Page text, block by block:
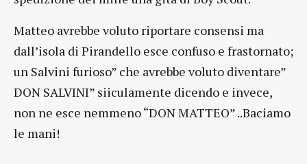
Matteo avrebbe voluto riportare consensi ma
dall’isola di Pirandello esce confuso e frastornato;
un Salvini furioso” che avrebbe voluto diventare”
DON SALVINI” siiculamente dicendo e invece,
non ne esce nemmeno “DON MATTEO” ..Baciamo
le mani!